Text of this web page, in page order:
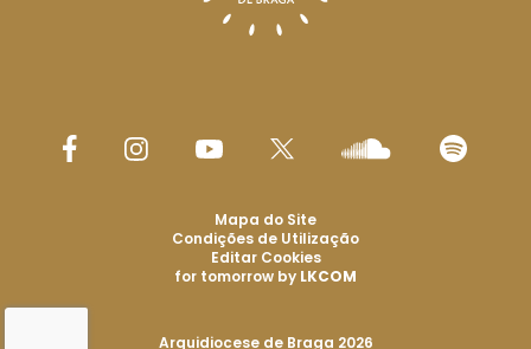
Arquidiocese de Braga 2026
Mapa do Site
Condições de Utilização
Editar Cookies
for tomorrow by LKCOM